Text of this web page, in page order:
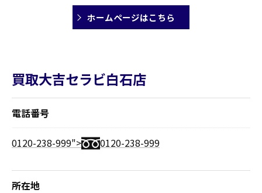
ホームページはこちら
買取大吉セラビ白石店
電話番号
0120-238-999"> 0120-238-999
所在地